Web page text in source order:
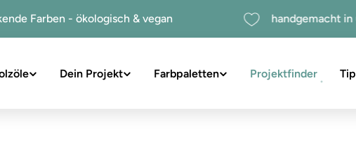
Farben - ökologisch & vegan
Dein Projekt Farbpaletten Projektfinder
suchen